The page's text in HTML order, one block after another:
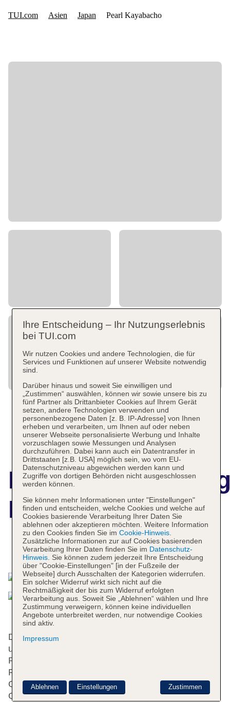
Pearl Kayabacho
Das bietet Ihre Unterkunft
Das Hotel bietet 236 Einzel- und 32 Doppelzimmer
und verfügt über 2 Aufzüge. Das freundliche
Personal an der Rezeption ist gerne bei allen
Fragen behilflich. Serviceleistungen wie eine
Gepäckaufbewahrung, ein Safe und ein
Getränkeautomat tragen zu einem komfortablen
Ihre Entscheidung – Ihr Nutzungserlebnis
bei TUI.com
Wir nutzen Cookies und andere Technologien, die für
Services und Funktionen auf unserer Website notwendig
sind.
Darüber hinaus und soweit Sie einwilligen und
„Zustimmen“ auswählen, können wir sowie unsere bis zu
fünf Partner als Drittanbieter Cookies auf Ihrem Gerät
setzen, andere Technologien verwenden und
personenbezogene Daten [z. B. IP-Adresse] von Ihnen
erheben und verarbeiten, um Ihnen auf oder neben
unserer Webseite personalisierte Werbung und Inhalte
vorzuschlagen sowie Messungen und Analysen
durchzuführen. Dabei kann auch ein Datentransfer in
Drittstaaten [z.B. USA] möglich sein, wo vom EU-
Datenschutzniveau abgewichen werden kann und
Zugriffe von dortigen Behörden nicht ausgeschlossen
werden können.
Sie können mehr Informationen unter "Einstellungen"
finden und entscheiden, welche Cookies und welche auf
Cookies basierende Verarbeitung Ihrer Daten Sie
ablehnen oder akzeptieren möchten. Weitere Information
zu den Cookies finden Sie im Cookie-Hinweis.
Zusätzliche Informationen zur auf Cookies basierenden
Verarbeitung Ihrer Daten finden Sie im Datenschutz-
Hinweis. Sie können zudem jederzeit Ihre Entscheidung
über "Cookie-Einstellungen" [in der Fußzeile der
Webseite] durch Ausschalten der Kategorien widerrufen.
Ein solcher Widerruf wirkt sich nicht auf die
Rechtmäßigkeit der bis zum Widerruf erfolgten
Verarbeitung aus. Soweit Sie „Ablehnen“ wählen und Ihre
Zustimmung verweigern, können keine individuellen
Angebote unterbreitet werden, nur notwendige Cookies
sind aktiv.
Impressum
Zustimmen
Ablehnen Einstellungen